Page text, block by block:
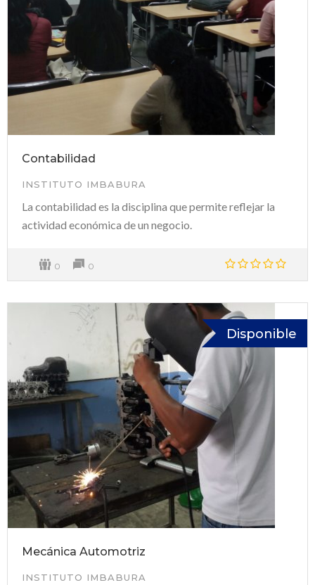
Contabilidad
INSTITUTO IMBABURA
La contabilidad es la disciplina que permite reflejar la
actividad económica de un negocio.
0 0
Disponible
Mecánica Automotriz
INSTITUTO IMBABURA